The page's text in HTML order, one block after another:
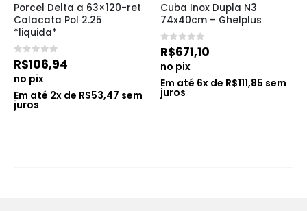
Porcel Delta a 63×120-ret
Calacata Pol 2.25
*liquida*
0 de 5
R$106,94
no pix
Em até 2x de R$53,47 sem
juros
Cuba Inox Dupla N3
74x40cm – Ghelplus
0 de 5
R$671,10
no pix
Em até 6x de R$111,85 sem
juros